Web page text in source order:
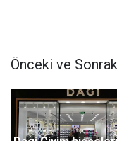
Önceki ve